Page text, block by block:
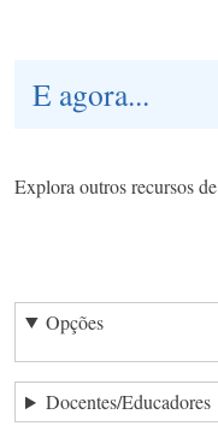
E agora...
Explora outros recursos de
Opções
Docentes/Educadores